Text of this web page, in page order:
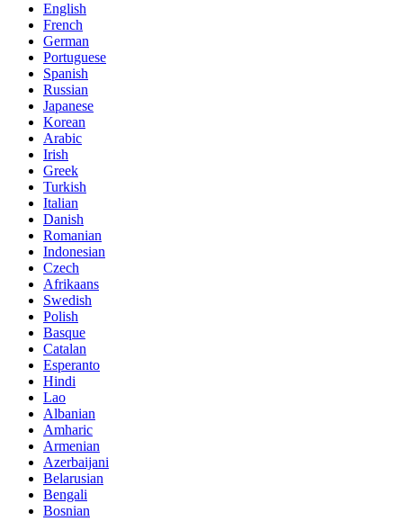
English
French
German
Portuguese
Spanish
Russian
Japanese
Korean
Arabic
Irish
Greek
Turkish
Italian
Danish
Romanian
Indonesian
Czech
Afrikaans
Swedish
Polish
Basque
Catalan
Esperanto
Hindi
Lao
Albanian
Amharic
Armenian
Azerbaijani
Belarusian
Bengali
Bosnian